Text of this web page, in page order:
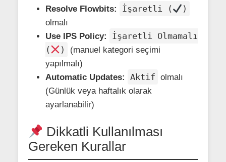
Resolve Flowbits: İşaretli ( )
olmalı
Use IPS Policy:
İşaretli Olmamalı
(
)
(manuel kategori seçimi
yapılmalı)
Automatic Updates:
Aktif olmalı
(Günlük veya haftalık olarak
ayarlanabilir)
Dikkatli Kullanılması
Gereken Kurallar